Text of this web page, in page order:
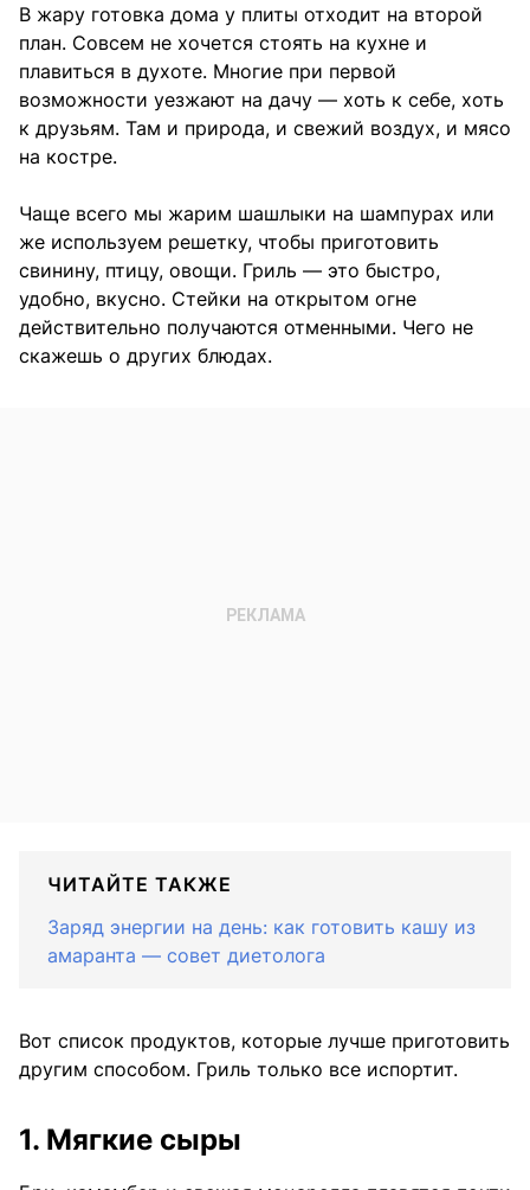
В жару готовка дома у плиты отходит на второй
план. Совсем не хочется стоять на кухне и
плавиться в духоте. Многие при первой
возможности уезжают на дачу — хоть к себе, хоть
к друзьям. Там и природа, и свежий воздух, и мясо
на костре.
Чаще всего мы жарим шашлыки на шампурах или
же используем решетку, чтобы приготовить
свинину, птицу, овощи. Гриль — это быстро,
удобно, вкусно. Стейки на открытом огне
действительно получаются отменными. Чего не
скажешь о других блюдах.
ЧИТАЙТЕ ТАКЖЕ
Заряд энергии на день: как готовить кашу из
амаранта — совет диетолога
Вот список продуктов, которые лучше приготовить
другим способом. Гриль только все испортит.
1. Мягкие сыры